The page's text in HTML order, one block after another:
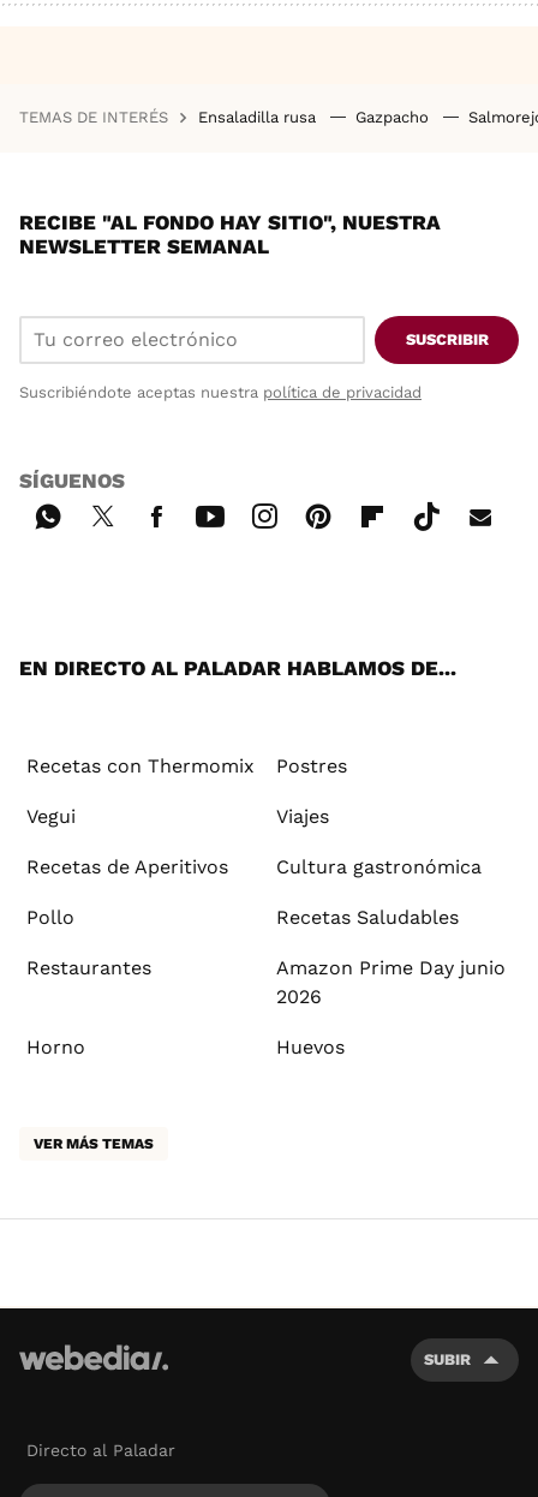
TEMAS DE INTERÉS Ensaladilla rusa Gazpacho
RECIBE "AL FONDO HAY SITIO", NUESTRA
NEWSLETTER SEMANAL
SUSCRIBIR
Suscribiéndote aceptas nuestra política de privacidad
SÍGUENOS
EN DIRECTO AL PALADAR HABLAMOS DE...
Recetas con Thermomix Postres
Vegui Viajes
Recetas de Aperitivos Cultura gastronómica
Pollo Recetas Saludables
Restaurantes
Amazon Prime Day junio
2026
Horno Huevos
VER MÁS TEMAS
SUBIR
Directo al Paladar